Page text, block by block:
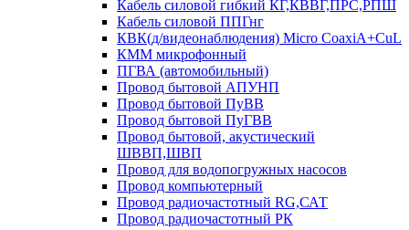
Кабель силовой гибкий КГ,КВВГ,ПРС,РПШ
Кабель силовой ППГнг
КВК(д/видеонаблюдения) Micro CoaxiA+CuL
КММ микрофонный
ПГВА (автомобильный)
Провод бытовой АПУНП
Провод бытовой ПуВВ
Провод бытовой ПуГВВ
Провод бытовой, акустический
ШВВП,ШВП
Провод для водопогружных насосов
Провод компьютерный
Провод радиочастотный RG,САТ
Провод радиочастотный РК